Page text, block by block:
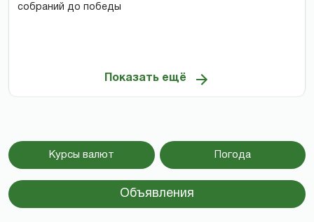
собраний до победы
Показать ещё
Курсы валют Погода
Объявления